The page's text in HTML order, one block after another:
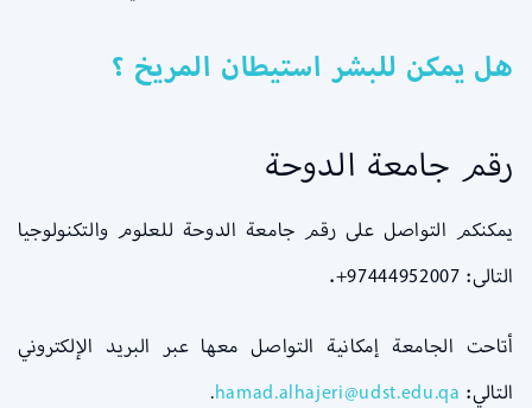
هل يمكن للبشر استيطان المريخ ؟
رقم جامعة الدوحة
يمكنكم التواصل على رقم جامعة الدوحة للعلوم والتكنولوجيا
التالى: 97444952007+.
أتاحت الجامعة إمكانية التواصل معها عبر البريد الإلكتروني
التالي: hamad.alhajeri@udst.edu.qa
.